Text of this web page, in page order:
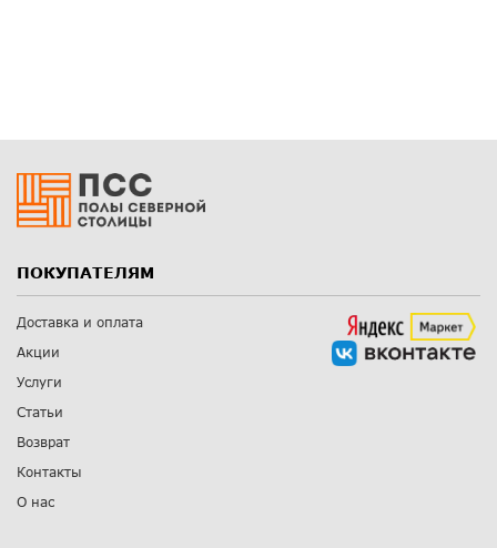
ПОКУПАТЕЛЯМ
Доставка и оплата
Акции
Услуги
Статьи
Возврат
Контакты
О нас